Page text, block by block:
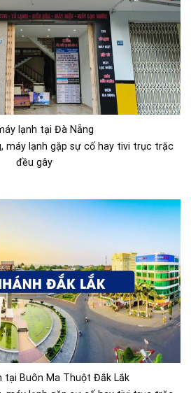
lạnh tại Đà Nẵng
máy lạnh gặp sự cố hay tivi trục trặc
đều gây
tại Buôn Ma Thuột Đắk Lắk